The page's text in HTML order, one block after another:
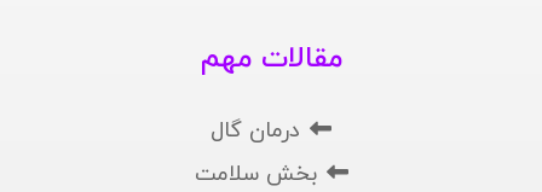
مقالات مهم
درمان گال
بخش سلامت